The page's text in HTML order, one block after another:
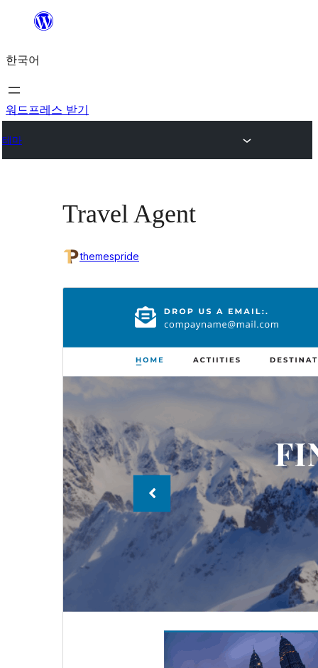
츠
로
바
가
한국어
워드프레스 받기
테마
Travel Agent
themespride